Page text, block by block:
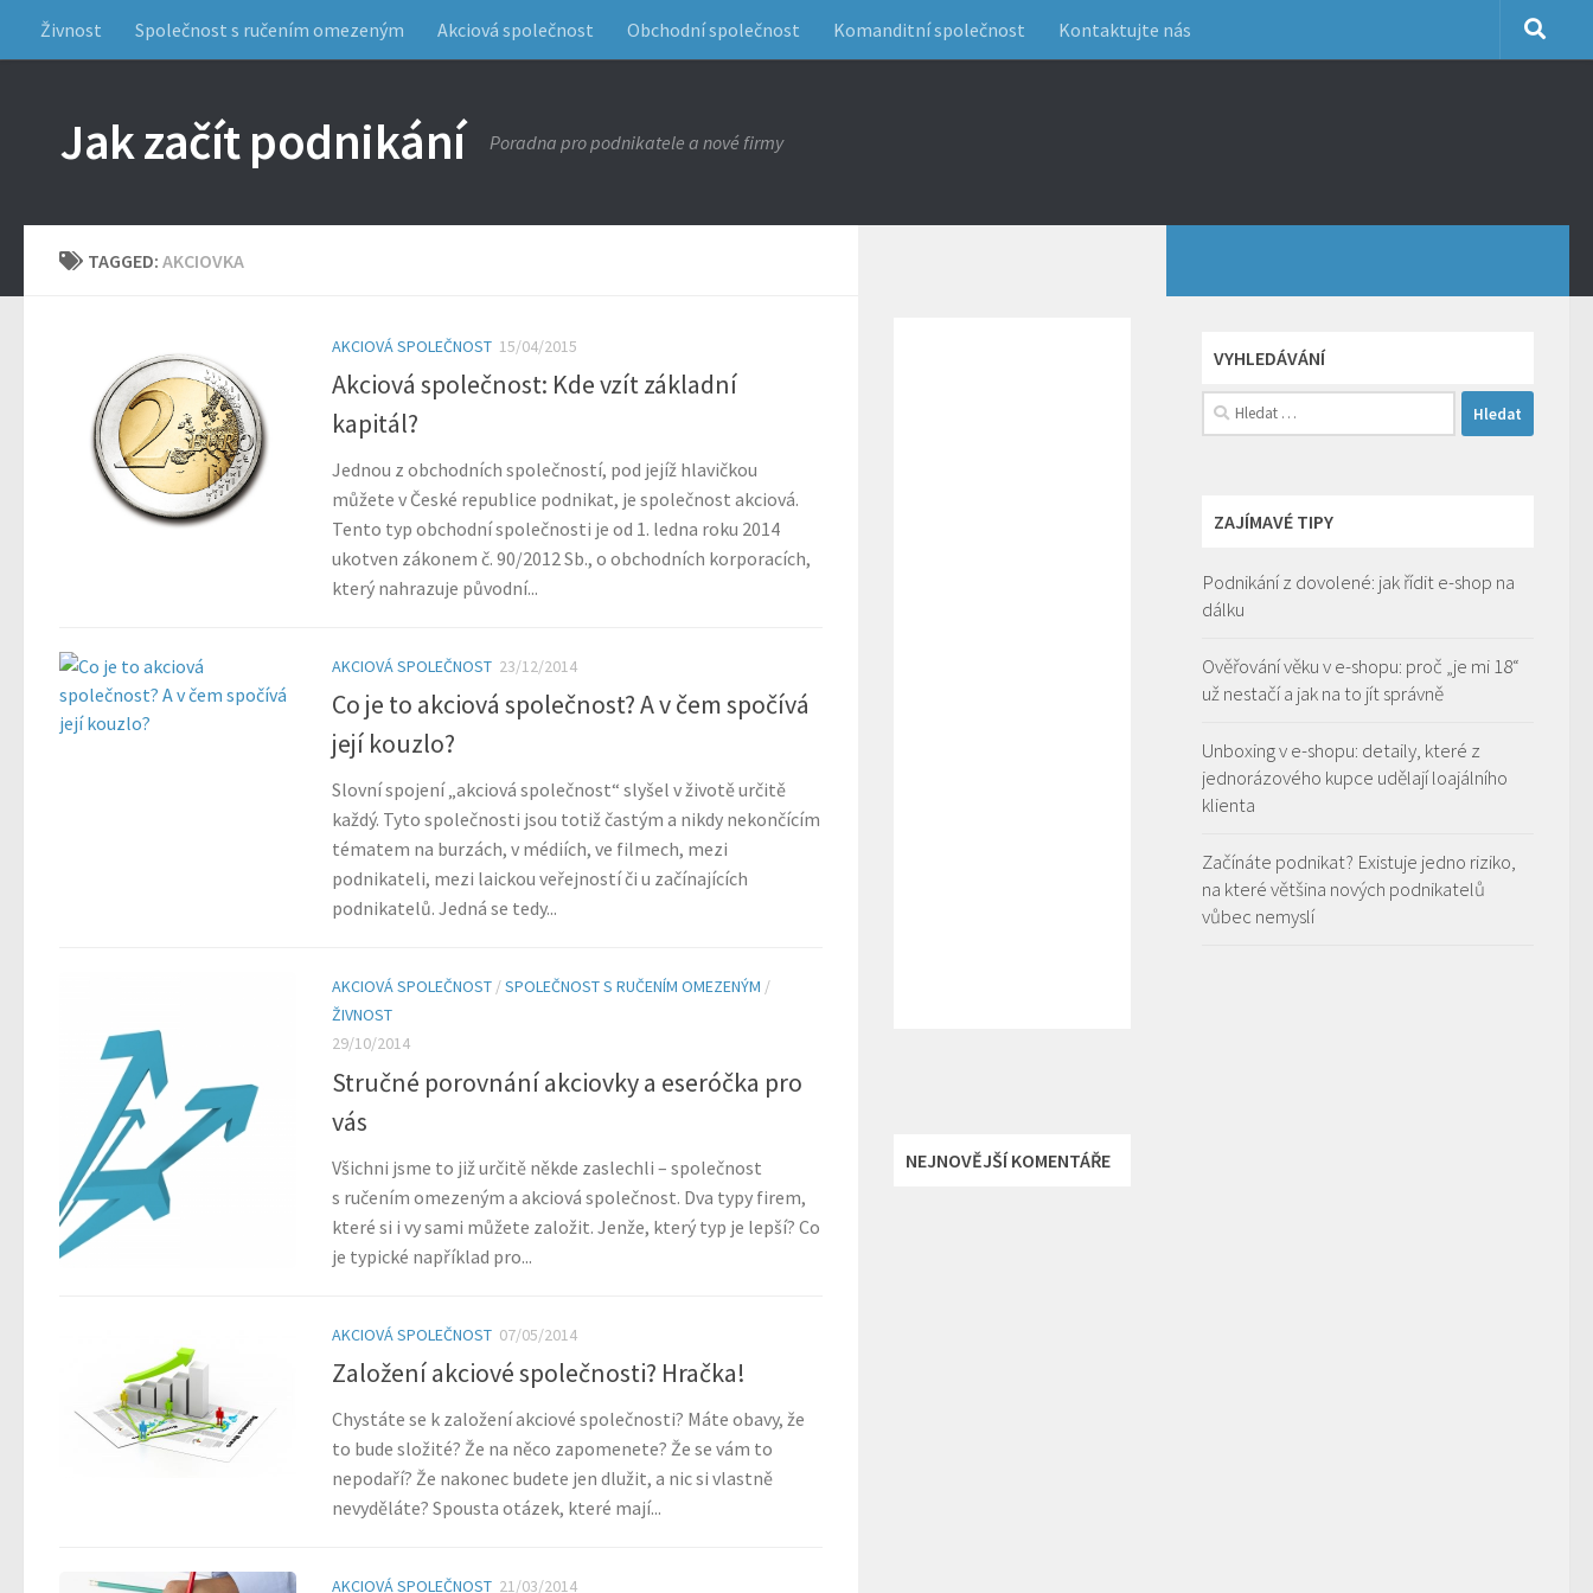
Živnost Společnost s ručením omezeným Akciová společnost Obchodní společnost Komanditní společnost Kontaktujte nás
Jak začít podnikání Poradna pro podnikatele a nové firmy
TAGGED: AKCIOVKA
AKCIOVÁ SPOLEČNOST 15/04/2015
Akciová společnost: Kde vzít základní
kapitál?
Jednou z obchodních společností, pod jejíž hlavičkou
můžete v České republice podnikat, je společnost akciová.
Tento typ obchodní společnosti je od 1. ledna roku 2014
ukotven zákonem č. 90/2012 Sb., o obchodních korporacích,
který nahrazuje původní...
AKCIOVÁ SPOLEČNOST 23/12/2014
Co je to akciová společnost? A v čem spočívá
její kouzlo?
Slovní spojení „akciová společnost“ slyšel v životě určitě
každý. Tyto společnosti jsou totiž častým a nikdy nekončícím
tématem na burzách, v médiích, ve filmech, mezi
podnikateli, mezi laickou veřejností či u začínajících
podnikatelů. Jedná se tedy...
AKCIOVÁ SPOLEČNOST /SPOLEČNOST S RUČENÍM OMEZENÝM /
ŽIVNOST
29/10/2014
Stručné porovnání akciovky a eseróčka pro
vás
Všichni jsme to již určitě někde zaslechli – společnost
s ručením omezeným a akciová společnost. Dva typy firem,
které si i vy sami můžete založit. Jenže, který typ je lepší? Co
je typické například pro...
AKCIOVÁ SPOLEČNOST 07/05/2014
Založení akciové společnosti? Hračka!
Chystáte se k založení akciové společnosti? Máte obavy, že
to bude složité? Že na něco zapomenete? Že se vám to
nepodaří? Že nakonec budete jen dlužit, a nic si vlastně
nevyděláte? Spousta otázek, které mají...
AKCIOVÁ SPOLEČNOST 21/03/2014
VYHLEDÁVÁNÍ
Vyhledávání
ZAJÍMAVÉ TIPY
Podnikání z dovolené: jak řídit e-shop na
dálku
Ověřování věku v e-shopu: proč „je mi 18“
už nestačí a jak na to jít správně
Unboxing v e-shopu: detaily, které z
jednorázového kupce udělají loajálního
klienta
Začínáte podnikat? Existuje jedno riziko,
na které většina nových podnikatelů
vůbec nemyslí
NEJNOVĚJŠÍ KOMENTÁŘE